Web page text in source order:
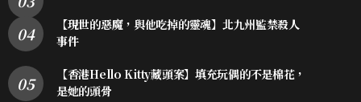
【現世的惡魔，與他吃掉的靈魂】北九州監禁殺人
事件
【香港Hello Kitty藏頭案】填充玩偶的不是棉花，
是她的頭骨